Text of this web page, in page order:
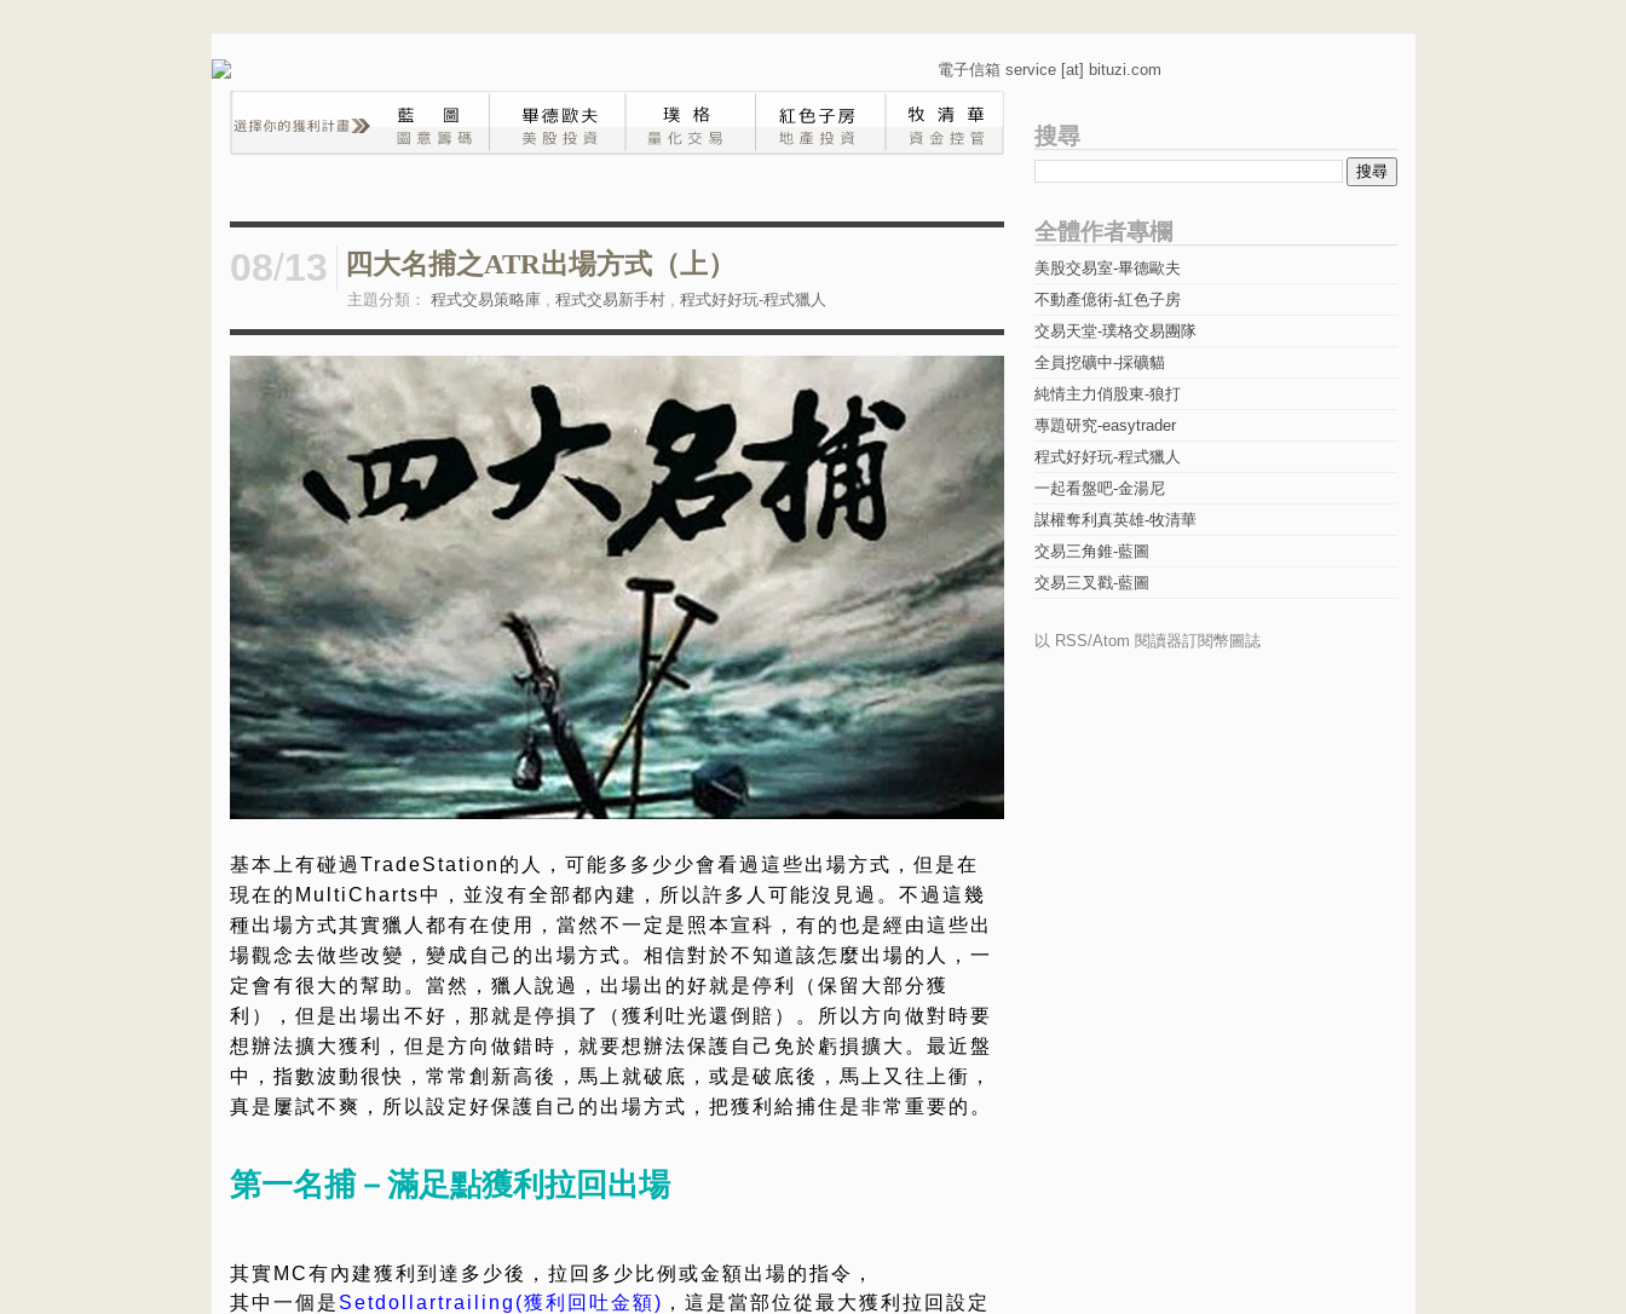
電子信箱 service [at] bituzi.com
08/13 四大名捕之ATR出場方式（上）
主題分類： 程式交易策略庫, 程式交易新手村, 程式好好玩-程式獵人
基本上有碰過TradeStation的人，可能多多少少會看過這些出場方式，但是在
現在的MultiCharts中，並沒有全部都內建，所以許多人可能沒見過。不過這幾
種出場方式其實獵人都有在使用，當然不一定是照本宣科，有的也是經由這些出
場觀念去做些改變，變成自己的出場方式。相信對於不知道該怎麼出場的人，一
定會有很大的幫助。當然，獵人說過，出場出的好就是停利（保留大部分獲
利），但是出場出不好，那就是停損了（獲利吐光還倒賠）。所以方向做對時要
想辦法擴大獲利，但是方向做錯時，就要想辦法保護自己免於虧損擴大。最近盤
中，指數波動很快，常常創新高後，馬上就破底，或是破底後，馬上又往上衝，
真是屢試不爽，所以設定好保護自己的出場方式，把獲利給捕住是非常重要的。
第一名捕－滿足點獲利拉回出場
其實MC有內建獲利到達多少後，拉回多少比例或金額出場的指令，
其中一個是 Setdollartrailing(獲利回吐金額) ，這是當部位從最大獲利拉回設定
搜尋
全體作者專欄
美股交易室-畢德歐夫
不動產億術-紅色子房
交易天堂-璞格交易團隊
全員挖礦中-採礦貓
純情主力俏股東-狼打
專題研究-easytrader
程式好好玩-程式獵人
一起看盤吧-金湯尼
謀權奪利真英雄-牧清華
交易三角錐-藍圖
交易三叉戳-藍圖
以 RSS/Atom 閱讀器訂閱幣圖誌